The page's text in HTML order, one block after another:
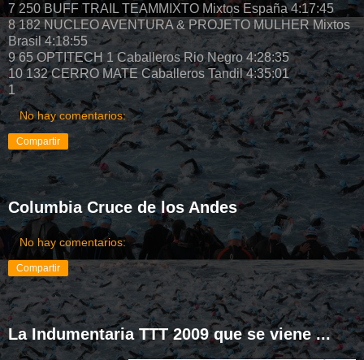
7 250 BUFF TRAIL TEAMMIXTO Mixtos España 4:17:45
8 182 NUCLEO AVENTURA & PROJETO MULHER Mixtos
Brasil 4:18:55
9 65 OPTITECH 1 Caballeros Rio Negro 4:28:35
10 132 CERRO MATE Caballeros Tandil 4:35:01
1
No hay comentarios:
Compartir
Columbia Cruce de los Andes
No hay comentarios:
Compartir
La Indumentaria TTT 2009 que se viene ...